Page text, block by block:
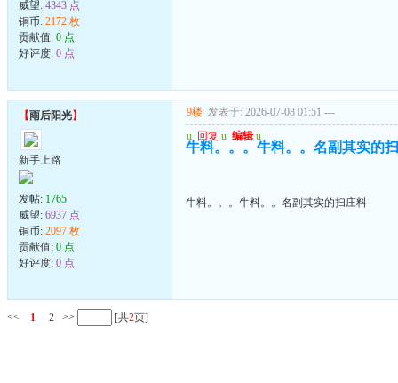
威望: 4343 点
铜币: 2172 枚
贡献值: 0 点
好评度: 0 点
【雨后阳光】
新手上路
发帖: 1765
威望: 6937 点
铜币: 2097 枚
贡献值: 0 点
好评度: 0 点
9楼 发表于: 2026-07-08 01:51 ---
u 回复 u 编辑 u
牛料。。。牛料。。名副其实的
牛料。。。牛料。。名副其实的扫庄料
<< 1 2 >> [共2页]